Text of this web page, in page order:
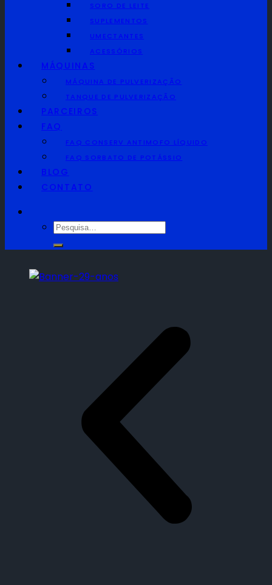
SORO DE LEITE
SUPLEMENTOS
UMECTANTES
ACESSÓRIOS
MÁQUINAS
MÁQUINA DE PULVERIZAÇÃO
TANQUE DE PULVERIZAÇÃO
PARCEIROS
FAQ
FAQ CONSERV ANTIMOFO LÍQUIDO
FAQ SORBATO DE POTÁSSIO
BLOG
CONTATO